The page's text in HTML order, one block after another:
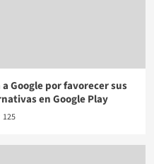
Google por favorecer sus
en Google Play
125